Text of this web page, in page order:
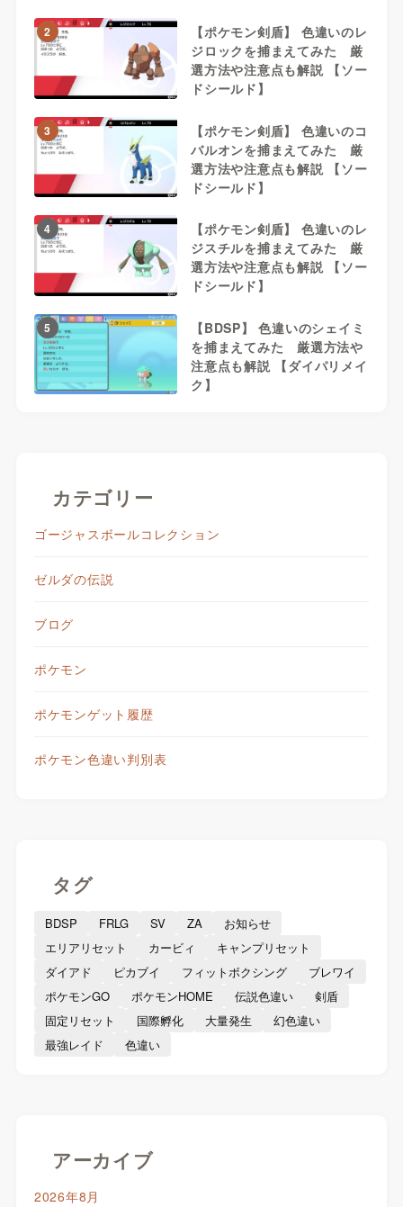
2
【ポケモン剣盾】 色違いのレ
ジロックを捕まえてみた 厳
選方法や注意点も解説 【ソー
ドシールド】
3
【ポケモン剣盾】 色違いのコ
バルオンを捕まえてみた 厳
選方法や注意点も解説 【ソー
ドシールド】
4
【ポケモン剣盾】 色違いのレ
ジスチルを捕まえてみた 厳
選方法や注意点も解説 【ソー
ドシールド】
5
【BDSP】 色違いのシェイミ
を捕まえてみた 厳選方法や
注意点も解説 【ダイパリメイ
ク】
カテゴリー
ゴージャスボールコレクション
ゼルダの伝説
ブログ
ポケモン
ポケモンゲット履歴
ポケモン色違い判別表
タグ
BDSP FRLG SV ZA
お知らせ
エリアリセット
カービィ
キャンプリセット
ダイアド
ピカブイ フィットボクシング
ブレワイ
ポケモンGO
ポケモンHOME 伝説色違い
剣盾
固定リセット
国際孵化 大量発生
幻色違い
最強レイド
色違い
アーカイブ
2026年8月